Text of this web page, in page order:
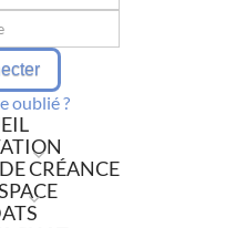
oublié ?
CRÉANCE